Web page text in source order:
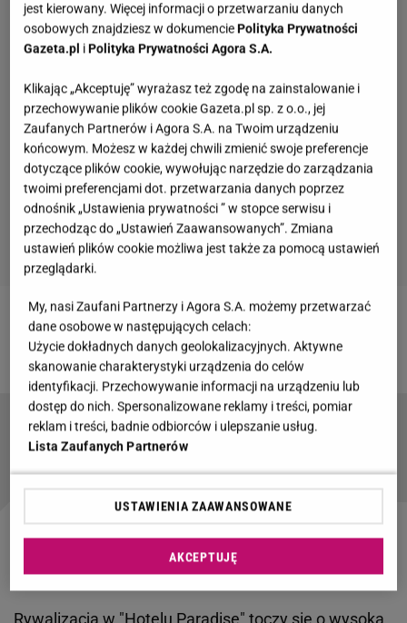
Zobacz wideo"Hotel Paradise". Klaudia El Dursi o
nietaktownym zachowaniu uczestnika
Prywatne boisko i imponujący ogród. Dom
Krzysztofa Stanowskiego robi wrażenie
"Hotel Paradise". Kiedy finał szóstej edycji? Znamy
datę ostatniego odcinka
Rywalizacja w "Hotelu Paradise" toczy się o wysoką
jest kierowany. Więcej informacji o przetwarzaniu danych
osobowych znajdziesz w dokumenciePolityka Prywatności
Gazeta.pl iPolityka Prywatności Agora S.A.
Klikając „Akceptuję” wyrażasz też zgodę na zainstalowanie i
przechowywanie plików cookie Gazeta.pl sp. z o.o., jej
Zaufanych Partnerów i Agora S.A. na Twoim urządzeniu
końcowym. Możesz w każdej chwili zmienić swoje preferencje
dotyczące plików cookie, wywołując narzędzie do zarządzania
twoimi preferencjami dot. przetwarzania danych poprzez
odnośnik „Ustawienia prywatności ” w stopce serwisu i
przechodząc do „Ustawień Zaawansowanych”. Zmiana
ustawień plików cookie możliwa jest także za pomocą ustawień
przeglądarki.
My, nasi Zaufani Partnerzy i Agora S.A. możemy przetwarzać
dane osobowe w następujących celach:
Użycie dokładnych danych geolokalizacyjnych. Aktywne
skanowanie charakterystyki urządzenia do celów
identyfikacji. Przechowywanie informacji na urządzeniu lub
dostęp do nich. Spersonalizowane reklamy i treści, pomiar
reklam i treści, badnie odbiorców i ulepszanie usług.
Lista Zaufanych Partnerów
USTAWIENIA ZAAWANSOWANE
AKCEPTUJĘ